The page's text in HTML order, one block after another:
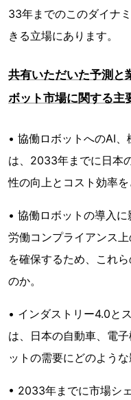
33年までのこのダイナ
きる立場にあります。
共有いただいた予測と
ボット市場に関する主
• 協働ロボットへのAI
は、2033年までに日本
性の向上とコスト効率
• 協働ロボットの導入に
労働コンプライアンス
を確保するため、これ
のか。
• インダストリー4.0と
は、日本の自動車、電
ットの需要にどのような
• 2033年までに市場シ